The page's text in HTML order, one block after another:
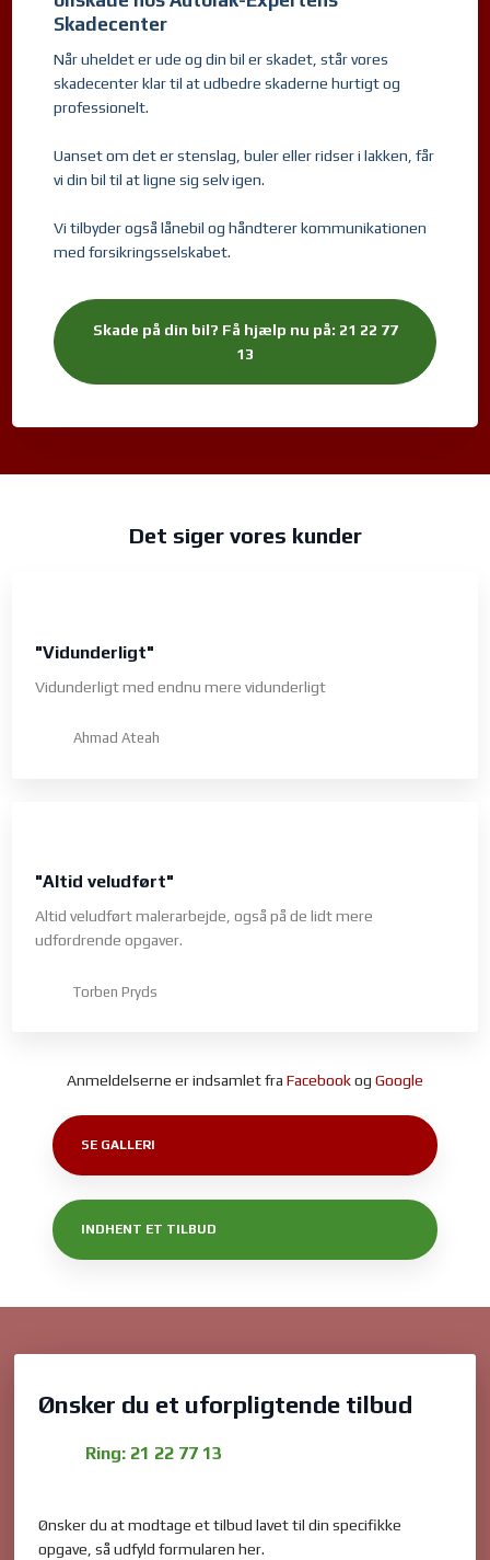
Skadecenter
Når uheldet er ude og din bil er skadet, står vores
skadecenter klar til at udbedre skaderne hurtigt og
professionelt.
Uanset om det er stenslag, buler eller ridser i lakken, får
vi din bil til at ligne sig selv igen.
Vi tilbyder også lånebil og håndterer kommunikationen
med forsikringsselskabet.
Skade på din bil? Få hjælp nu på: 21 22 77
13
Det siger vores kunder
"Vidunderligt"
Vidunderligt med endnu mere vidunderligt
Ahmad Ateah
"Altid veludført"
Altid veludført malerarbejde, også på de lidt mere
udfordrende opgaver.
Torben Pryds
Anmeldelserne er indsamlet fra Facebookog Google
SE GALLERI
INDHENT ET TILBUD
Ønsker du et uforpligtende tilbud
Ring: 21 22 77 13​
Ønsker du at modtage et tilbud lavet til din specifikke
opgave, så udfyld formularen her.